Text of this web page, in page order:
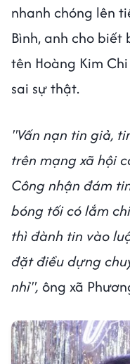
nhanh chóng lên
Bình, anh cho
tên Hoàng Kim
sai sự thật.
"Vấn nạn tin giả,
trên mạng xã hội
Công nhận đám
bóng tối có lắm
thì đành tin vào
đặt điều dựng
nhỉ", ông xã